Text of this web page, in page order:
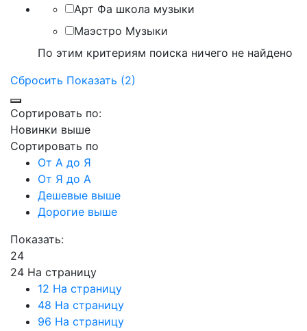
Арт Фа школа музыки
Маэстро Музыки
По этим критериям поиска ничего не найдено
Сбросить Показать (2)
Сортировать по:
Новинки выше
Сортировать по
От А до Я
От Я до А
Дешевые выше
Дорогие выше
Показать:
24
24 На страницу
12 На страницу
48 На страницу
96 На страницу